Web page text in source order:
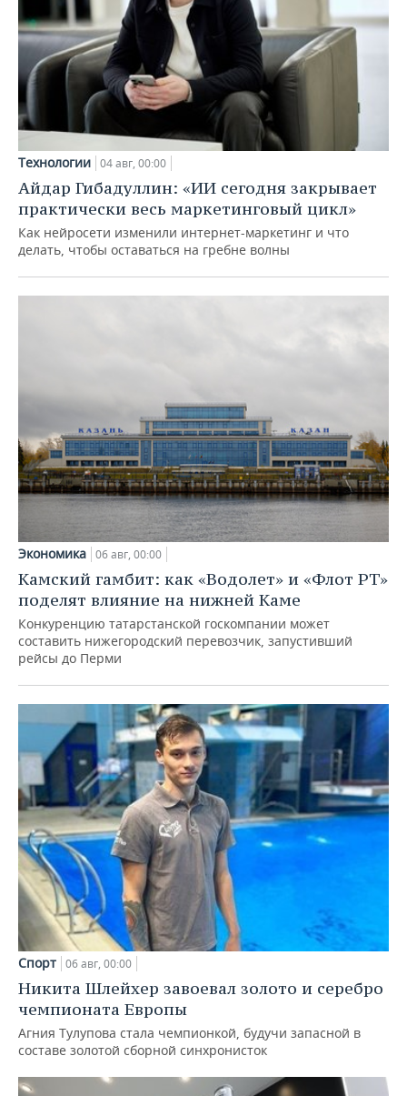
Технологии 04 авг, 00:00
Айдар Гибадуллин: «ИИ сегодня закрывает
практически весь маркетинговый цикл»
Как нейросети изменили интернет-маркетинг и что
делать, чтобы оставаться на гребне волны
Экономика 06 авг, 00:00
Камский гамбит: как «Водолет» и «Флот РТ»
поделят влияние на нижней Каме
Конкуренцию татарстанской госкомпании может
составить нижегородский перевозчик, запустивший
рейсы до Перми
Спорт 06 авг, 00:00
Никита Шлейхер завоевал золото и серебро
чемпионата Европы
Агния Тулупова стала чемпионкой, будучи запасной в
составе золотой сборной синхронисток